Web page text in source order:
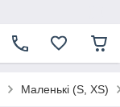
Маленькі (S, XS)